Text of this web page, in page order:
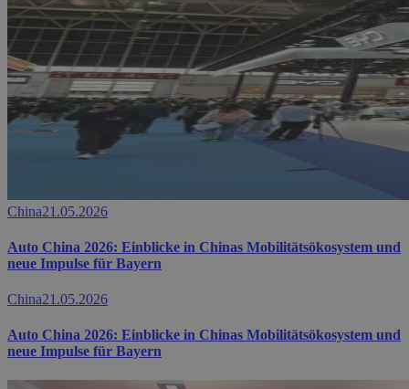
China21.05.2026
Auto China 2026: Einblicke in Chinas Mobilitätsökosystem und
neue Impulse für Bayern
China21.05.2026
Auto China 2026: Einblicke in Chinas Mobilitätsökosystem und
neue Impulse für Bayern